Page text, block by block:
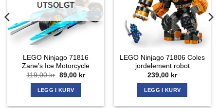
UTSOLGT
LEGO Ninjago 71816
Zane’s Ice Motorcycle
119,00kr Opprinnelig
pris
var:
119,00 kr.
89,00 krNåværende
LEGG I KURV
LEGO Ninjago 71806 Coles
jordelement robot
239,00 kr
LEGG I KURV